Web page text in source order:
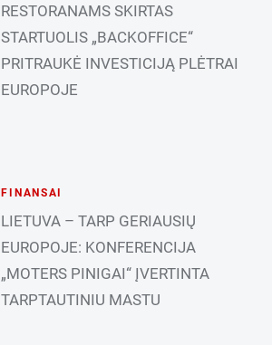
RESTORANAMS SKIRTAS
STARTUOLIS „BACKOFFICE“
PRITRAUKĖ INVESTICIJĄ PLĖTRAI
EUROPOJE
FINANSAI
LIETUVA – TARP GERIAUSIŲ
EUROPOJE: KONFERENCIJA
„MOTERS PINIGAI“ ĮVERTINTA
TARPTAUTINIU MASTU